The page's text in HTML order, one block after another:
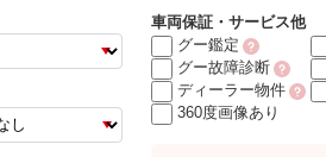
車両保証・サービス他
グー鑑定
グー故障診断
ディーラー物件
360度画像あり